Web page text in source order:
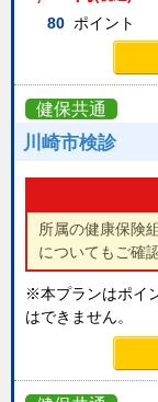
80 ポイント
健保共通
川崎市検診
所属の健康保険
についてもご確
※本プランはポイ
はできません。